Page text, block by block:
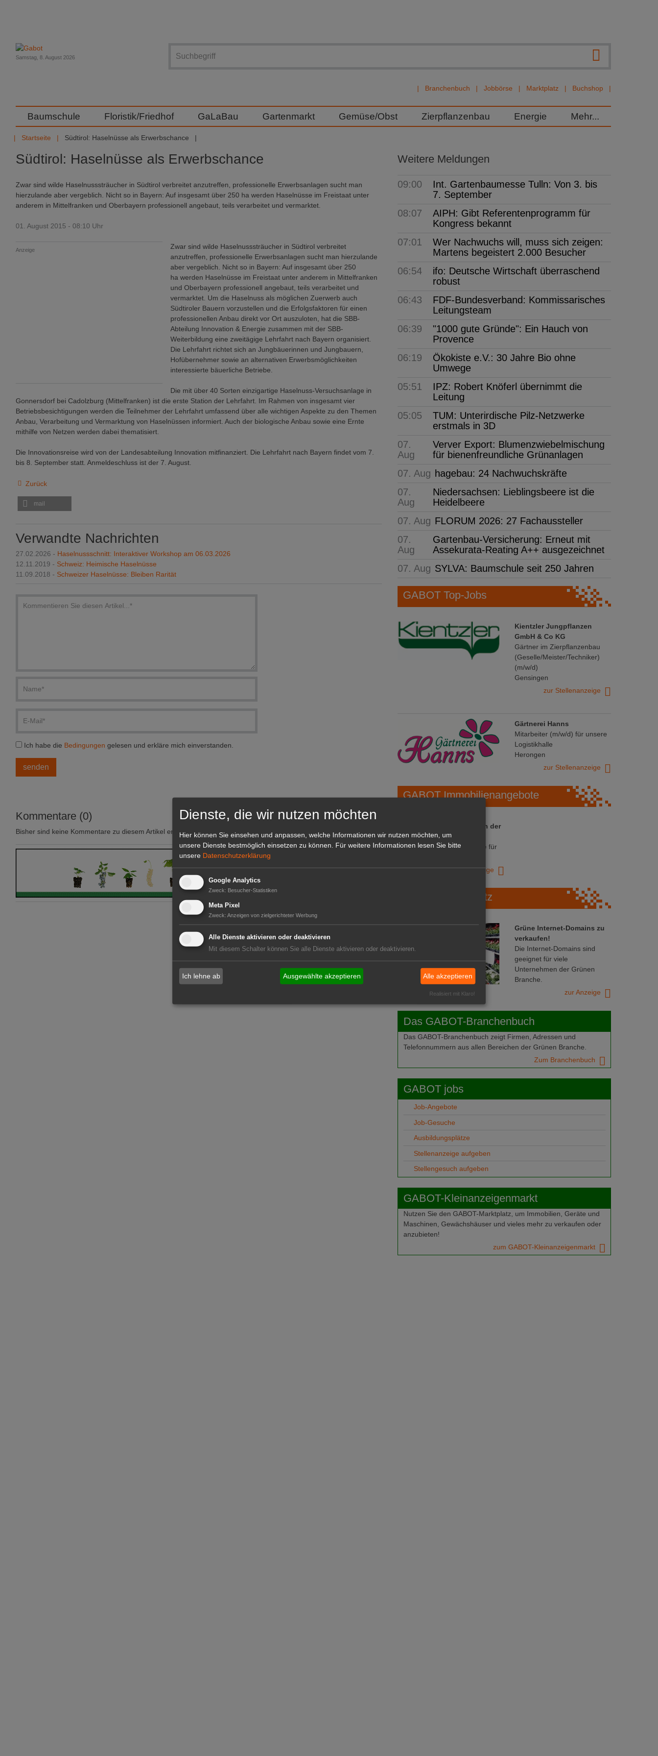
Branchenbuch Jobbörse Marktplatz Buchshop
Samstag, 8. August 2026
Baumschule Floristik/Friedhof GaLaBau Gartenmarkt Gemüse/Obst Zierpflanzenbau Energie Mehr...
Startseite Südtirol: Haselnüsse als Erwerbschance
Südtirol: Haselnüsse als Erwerbschance
Zwar sind wilde Haselnusssträucher in Südtirol verbreitet anzutreffen, professionelle Erwerbsanlagen sucht man
hierzulande aber vergeblich. Nicht so in Bayern: Auf insgesamt über 250 ha werden Haselnüsse im Freistaat unter
anderem in Mittelfranken und Oberbayern professionell angebaut, teils verarbeitet und vermarktet.
01. August 2015 - 08:10 Uhr
Anzeige
Zwar sind wilde Haselnusssträucher in Südtirol verbreitet
anzutreffen, professionelle Erwerbsanlagen sucht man hierzulande
aber vergeblich. Nicht so in Bayern: Auf insgesamt über 250
ha werden Haselnüsse im Freistaat unter anderem in Mittelfranken
und Oberbayern professionell angebaut, teils verarbeitet und
vermarktet. Um die Haselnuss als möglichen Zuerwerb auch
Südtiroler Bauern vorzustellen und die Erfolgsfaktoren für einen
professionellen Anbau direkt vor Ort auszuloten, hat die SBB-
Abteilung Innovation & Energie zusammen mit der SBB-
Weiterbildung eine zweitägige Lehrfahrt nach Bayern organisiert.
Die Lehrfahrt richtet sich an Jungbäuerinnen und Jungbauern,
Hofübernehmer sowie an alternativen Erwerbsmöglichkeiten
interessierte bäuerliche Betriebe.
Die mit über 40 Sorten einzigartige Haselnuss-Versuchsanlage in
Gonnersdorf bei Cadolzburg (Mittelfranken) ist die erste Station der Lehrfahrt. Im Rahmen von insgesamt vier
Betriebsbesichtigungen werden die Teilnehmer der Lehrfahrt umfassend über alle wichtigen Aspekte zu den Themen
Anbau, Verarbeitung und Vermarktung von Haselnüssen informiert. Auch der biologische Anbau sowie eine Ernte
mithilfe von Netzen werden dabei thematisiert.
Die Innovationsreise wird von der Landesabteilung Innovation mitfinanziert. Die Lehrfahrt nach Bayern findet vom 7.
bis 8. September statt. Anmeldeschluss ist der 7. August.
Zurück
mail
Verwandte Nachrichten
27.02.2026 - Haselnussschnitt: Interaktiver Workshop am 06.03.2026
12.11.2019 - Schweiz: Heimische Haselnüsse
11.09.2018 - Schweizer Haselnüsse: Bleiben Rarität
Ich habe die Bedingungen gelesen und erkläre mich einverstanden.
Kommentare (0)
Bisher sind keine Kommentare zu diesem Artikel erstellt worden.
Weitere Meldungen
09:00
Int. Gartenbaumesse Tulln: Von 3. bis
7. September
08:07
AIPH: Gibt Referentenprogramm für
Kongress bekannt
07:01
Wer Nachwuchs will, muss sich zeigen:
Martens begeistert 2.000 Besucher
06:54
ifo: Deutsche Wirtschaft überraschend
robust
06:43
FDF-Bundesverband: Kommissarisches
Leitungsteam
06:39
"1000 gute Gründe": Ein Hauch von
Provence
06:19
Ökokiste e.V.: 30 Jahre Bio ohne
Umwege
05:51
IPZ: Robert Knöferl übernimmt die
Leitung
05:05
TUM: Unterirdische Pilz-Netzwerke
erstmals in 3D
07.
Aug
Verver Export: Blumenzwiebelmischung
für bienenfreundliche Grünanlagen
07. Aug hagebau: 24 Nachwuchskräfte
07.
Aug
Niedersachsen: Lieblingsbeere ist die
Heidelbeere
07. Aug FLORUM 2026: 27 Fachaussteller
07.
Aug
Gartenbau-Versicherung: Erneut mit
Assekurata-Reating A++ ausgezeichnet
07. Aug SYLVA: Baumschule seit 250 Jahren
GABOT Top-Jobs
Kientzler Jungpflanzen
GmbH & Co KG
Gärtner im Zierpflanzenbau
(Geselle/Meister/Techniker)
(m/w/d)
Gensingen
zur Stellenanzeige
Gärtnerei Hanns
Mitarbeiter (m/w/d) für unsere
Logistikhalle
Herongen
zur Stellenanzeige
GABOT Immobilienangebote
1A-Lage, ihre Chance in der
grünen Branche
Repräsentative Immobilie für
zur Anzeige
GABOT Marktplatz
Grüne Internet-Domains zu
verkaufen!
Die Internet-Domains sind
geeignet für viele
Unternehmen der Grünen
Branche.
zur Anzeige
Das GABOT-Branchenbuch
Das GABOT-Branchenbuch zeigt Firmen, Adressen und
Telefonnummern aus allen Bereichen der Grünen Branche.
Zum Branchenbuch
GABOT jobs
Job-Angebote
Job-Gesuche
Ausbildungsplätze
Stellenanzeige aufgeben
Stellengesuch aufgeben
GABOT-Kleinanzeigenmarkt
Nutzen Sie den GABOT-Marktplatz, um Immobilien, Geräte und
Maschinen, Gewächshäuser und vieles mehr zu verkaufen oder
anzubieten!
zum GABOT-Kleinanzeigenmarkt
Dienste, die wir nutzen möchten
Hier können Sie einsehen und anpassen, welche Informationen wir nutzen möchten, um
unsere Dienste bestmöglich einsetzen zu können.
Für weitere Informationen lesen Sie bitte
unsere Datenschutzerklärung
Google Analytics
Zweck: Besucher-Statistiken
Meta Pixel
Zweck: Anzeigen von zielgerichteter Werbung
Alle Dienste aktivieren oder deaktivieren
Mit diesem Schalter können Sie alle Dienste aktivieren oder deaktivieren.
Ich lehne ab Ausgewählte akzeptieren Alle akzeptieren
Realisiert mit Klaro!